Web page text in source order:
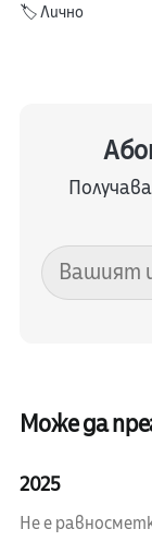
🏷️Лично
Може да
2025
Не е